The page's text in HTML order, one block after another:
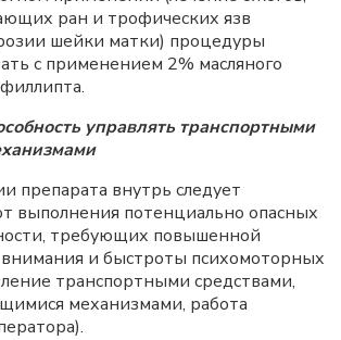
ран и трофических язв
шейки матки) процедуры
с применением 2% масляного
управлять транспортными
препарата внутрь следует
выполнения потенциально опасных
требующих повышенной
и быстроты психомоторных
транспортными средствами,
механизмами, работа